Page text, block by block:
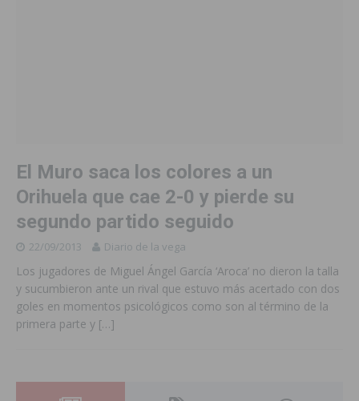
El Muro saca los colores a un
Orihuela que cae 2-0 y pierde su
segundo partido seguido
22/09/2013 Diario de la vega
Los jugadores de Miguel Ángel García ‘Aroca’ no dieron la talla
y sucumbieron ante un rival que estuvo más acertado con dos
goles en momentos psicológicos como son al término de la
primera parte y […]